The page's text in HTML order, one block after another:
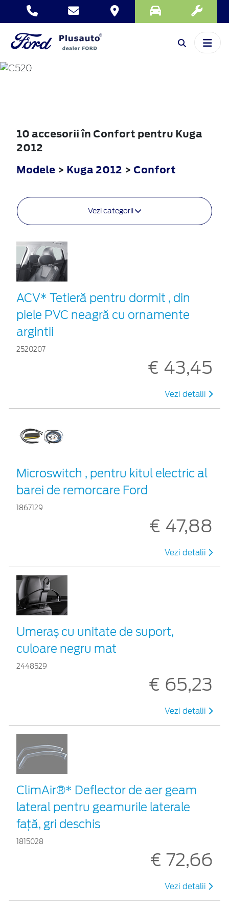
KUGA
10 accesorii în Confort pentru Kuga
2012
Modele > Kuga 2012 > Confort
Vezi categorii
ACV* Tetieră pentru dormit , din
piele PVC neagră cu ornamente
argintii
2520207
€ 43,45
Vezi detalii
Microswitch , pentru kitul electric al
barei de remorcare Ford
1867129
€ 47,88
Vezi detalii
Umeraș cu unitate de suport,
culoare negru mat
2448529
€ 65,23
Vezi detalii
ClimAir®* Deflector de aer geam
lateral pentru geamurile laterale
faţă, gri deschis
1815028
€ 72,66
Vezi detalii